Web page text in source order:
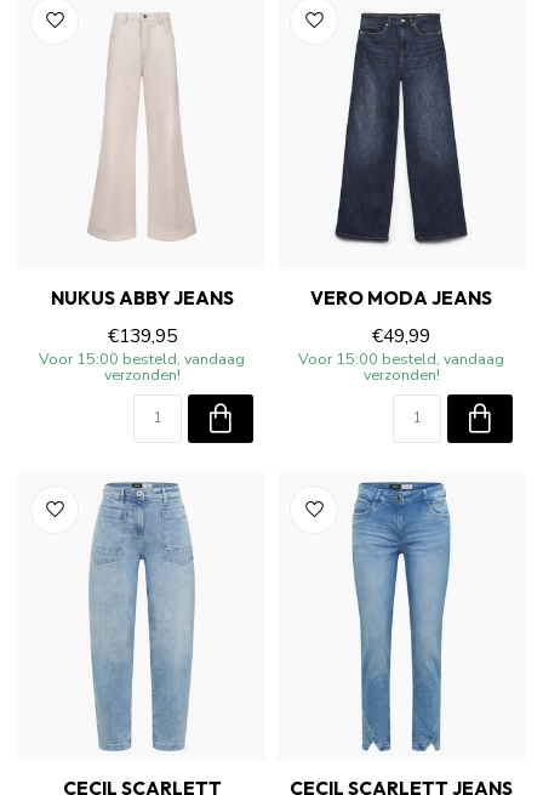
NUKUS ABBY JEANS
€139,95
Voor 15:00 besteld, vandaag
verzonden!
VERO MODA JEANS
€49,99
Voor 15:00 besteld, vandaag
verzonden!
CECIL SCARLETT CECIL SCARLETT JEANS